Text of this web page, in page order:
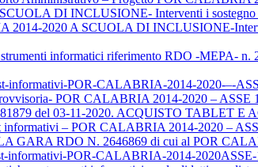
DI INCLUSIONE- Interventi i sostegno
2014-2020 A SCUOLA DI INCLUSIONE-
informatici riferimento RDO -MEPA-
informativi-POR-CALABRIA-2014-2020-–-
POR CALABRIA 2014-2020 – ASSE
del 03-11-2020. ACQUISTO TABLET
informativi – POR CALABRIA 2014-2020 –
RDO N. 2646869 di cui al POR
informativi-POR-CALABRIA-2014-